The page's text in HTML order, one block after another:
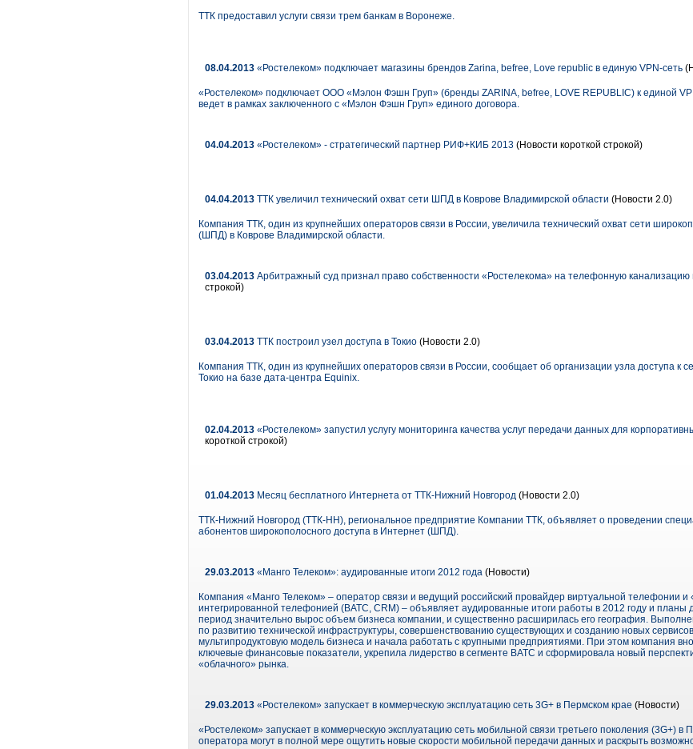
ТТК предоставил услуги связи трем банкам в Воронеже.
08.04.2013 «Ростелеком» подключает магазины брендов Zarina, befree, Love republic в единую VPN-сеть
«Ростелеком» подключает ООО «Мэлон Фэшн Груп» (бренды ZARINA, befree, LOVE REPUBLIC) к единой
ведет в рамках заключенного с «Мэлон Фэшн Груп» единого договора.
04.04.2013 «Ростелеком» - стратегический партнер РИФ+КИБ 2013 (Новости короткой строкой)
04.04.2013 ТТК увеличил технический охват сети ШПД в Коврове Владимирской области (Новости 2.0)
Компания ТТК, один из крупнейших операторов связи в России, увеличила технический охват сети
(ШПД) в Коврове Владимирской области.
03.04.2013 Арбитражный суд признал право собственности «Ростелекома» на телефонную
строкой)
03.04.2013 ТТК построил узел доступа в Токио (Новости 2.0)
Компания ТТК, один из крупнейших операторов связи в России, сообщает об организации узла доступа к
Токио на базе дата-центра Equinix.
02.04.2013 «Ростелеком» запустил услугу мониторинга качества услуг передачи данных для
короткой строкой)
01.04.2013 Месяц бесплатного Интернета от ТТК-Нижний Новгород (Новости 2.0)
ТТК-Нижний Новгород (ТТК-НН), региональное предприятие Компании ТТК, объявляет о проведении
абонентов широкополосного доступа в Интернет (ШПД).
29.03.2013 «Манго Телеком»: аудированные итоги 2012 года (Новости)
Компания «Манго Телеком» – оператор связи и ведущий российский провайдер виртуальной телефонии
интегрированной телефонией (ВАТС, CRM) – объявляет аудированные итоги работы в 2012 году и планы
период значительно вырос объем бизнеса компании, и существенно расширилась его география.
по развитию технической инфраструктуры, совершенствованию существующих и созданию новых
мультипродуктовую модель бизнеса и начала работать с крупными предприятиями. При этом компания
ключевые финансовые показатели, укрепила лидерство в сегменте ВАТС и сформировала новый
«облачного» рынка.
29.03.2013 «Ростелеком» запускает в коммерческую эксплуатацию сеть 3G+ в Пермском крае (Новости)
«Ростелеком» запускает в коммерческую эксплуатацию сеть мобильной связи третьего поколения (3G+)
оператора могут в полной мере ощутить новые скорости мобильной передачи данных и раскрыть